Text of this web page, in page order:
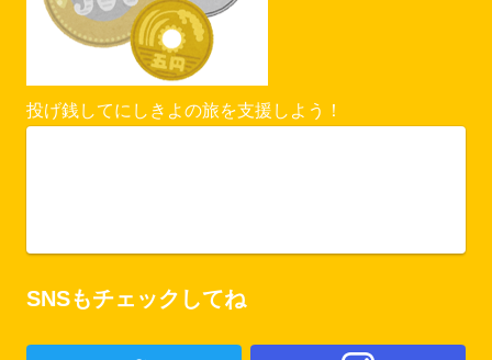
投げ銭してにしきよの旅を支援しよう！
SNSもチェックしてね